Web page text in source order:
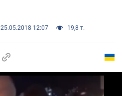
25.05.2018 12:07 19,8 т.